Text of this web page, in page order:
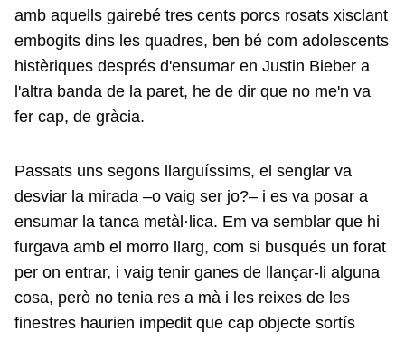
amb aquells gairebé tres cents porcs rosats xisclant
embogits dins les quadres, ben bé com adolescents
histèriques després d'ensumar en Justin Bieber a
l'altra banda de la paret, he de dir que no me'n va
fer cap, de gràcia.
Passats uns segons llarguíssims, el senglar va
desviar la mirada –o vaig ser jo?– i es va posar a
ensumar la tanca metàl·lica. Em va semblar que hi
furgava amb el morro llarg, com si busqués un forat
per on entrar, i vaig tenir ganes de llançar-li alguna
cosa, però no tenia res a mà i les reixes de les
finestres haurien impedit que cap objecte sortís